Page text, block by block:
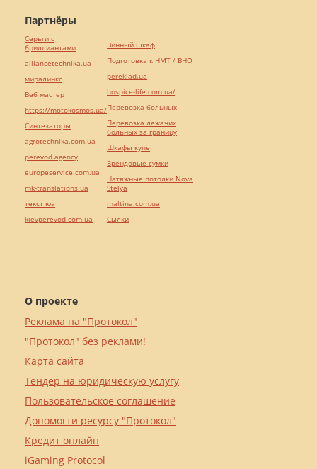
О проекте
Реклама на "Протокол"
"Протокол" без реклами!
Карта сайта
Тендер на юридическую услугу
Пользовательское соглашение
Допомогти ресурсу "Протокол"
Кредит онлайн
iGaming Protocol
Партнёры
Серьги с
бриллиантами
alliancetechnika.ua
миралинкс
Веб мастер
https://motokosmos.ua/
Синтезаторы
agrotechnika.com.ua
perevod.agency
europeservice.com.ua
mk-translations.ua
текст юа
kievperevod.com.ua
Винный шкаф
Подготовка к НМТ / ВНО
pereklad.ua
hospice-life.com.ua/
Перевозка больных
Перевозка лежачих
больных за границу
Шкафы купе
Брендовые сумки
Натяжные потолки Nova
Stelya
maltina.com.ua
Cылки